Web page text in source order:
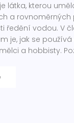
látka, kterou
a rovnoměrných
ředění vodou. V
je, jak se
a hobbisty.
pomocníka pro